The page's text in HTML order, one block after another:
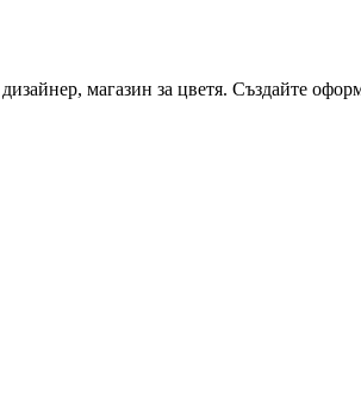
магазин за цветя. Създайте